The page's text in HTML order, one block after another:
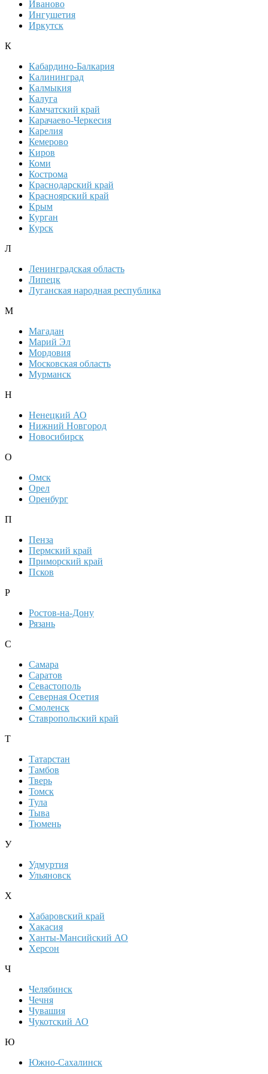
Иваново
Ингушетия
Иркутск
К
Кабардино-Балкария
Калининград
Калмыкия
Калуга
Камчатский край
Карачаево-Черкесия
Карелия
Кемерово
Киров
Коми
Кострома
Краснодарский край
Красноярский край
Крым
Курган
Курск
Л
Ленинградская область
Липецк
Луганская народная республика
М
Магадан
Марий Эл
Мордовия
Московская область
Мурманск
Н
Ненецкий АО
Нижний Новгород
Новосибирск
О
Омск
Орел
Оренбург
П
Пенза
Пермский край
Приморский край
Псков
Р
Ростов-на-Дону
Рязань
С
Самара
Саратов
Севастополь
Северная Осетия
Смоленск
Ставропольский край
Т
Татарстан
Тамбов
Тверь
Томск
Тула
Тыва
Тюмень
У
Удмуртия
Ульяновск
Х
Хабаровский край
Хакасия
Ханты-Мансийский АО
Херсон
Ч
Челябинск
Чечня
Чувашия
Чукотский АО
Ю
Южно-Сахалинск